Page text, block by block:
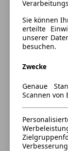
Sie können
erteilte
unserer
besuchen.
Zwecke
Genaue
Scannen von